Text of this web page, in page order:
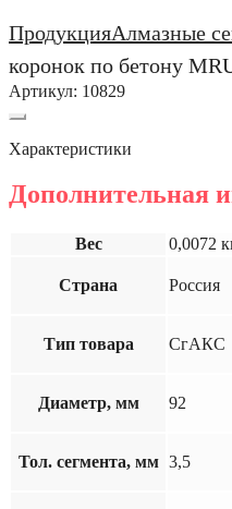
ПродукцияАлмазные
коронок по бетону
Артикул: 10829
Характеристики
Дополнительная
Вес 0,0072
Страна Россия
Тип товара СгАКС
Диаметр, мм 92
Тол. сегмента, мм 3,5